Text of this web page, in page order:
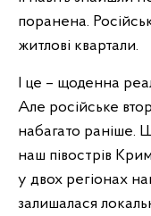
поранена.
житлові квартали.
І це – щоденна
Але російське
набагато раніше.
наш півострів
у двох регіонах
залишалася